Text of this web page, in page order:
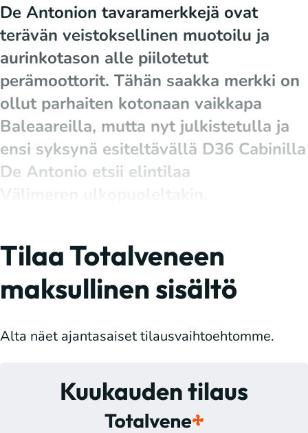
De Antonion tavaramerkkejä ovat
terävän veistoksellinen muotoilu ja
aurinkotason alle piilotetut
perämoottorit. Tähän saakka merkki on
ollut parhaiten kotonaan vaikkapa
Baleaareilla, mutta nyt julkistetulla ja
ensi syksynä esiteltävällä D36 Cabinilla
De Antonio etsii elintilaa
Tilaa Totalveneen
maksullinen sisältö
Alta näet ajantasaiset tilausvaihtoehtomme.
Kuukauden tilaus